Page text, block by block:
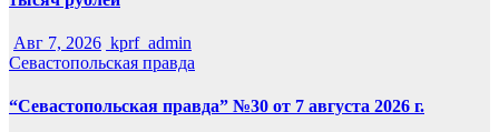
Авг 7, 2026 kprf_admin
Севастопольская правда
“Севастопольская правда” №30 от 7 августа 2026 г.